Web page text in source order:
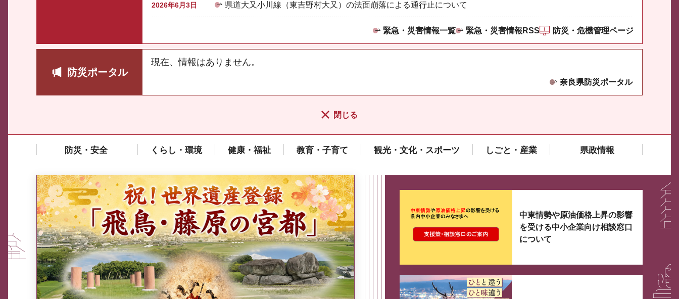
2026年6月3日 県道大又小川線（東吉野村大又）の法面崩落による通行止について
緊急・災害情報一覧 緊急・災害情報RSS 防災・危機管理ページ
防災ポータル
現在、情報はありません。
奈良県防災ポータル
閉じる
防災・安全 くらし・環境 健康・福祉 教育・子育て 観光・文化・スポーツ しごと・産業 県政情報
ここから最大3つずつ情報が表示されるスライダーがあります。
中東情勢や原油価格上昇の影響
を受ける中小企業向け相談窓口
について
県広報誌「県民だより奈良」
2026年8月号
中東情勢や原油価格上昇の影響
を受ける中小企業向け相談窓口
について